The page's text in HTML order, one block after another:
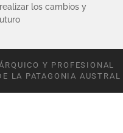
los cambios y
Y PROFESIONAL
LA PATAGONIA AUSTRAL